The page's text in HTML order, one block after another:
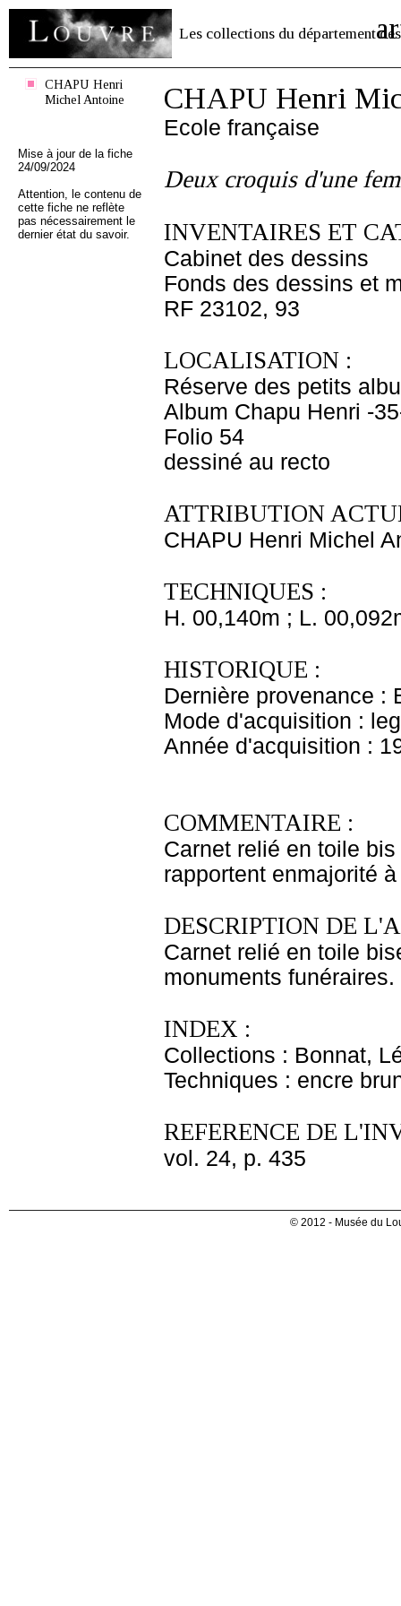
Les collections du département des
CHAPU Henri
Michel Antoine
Mise à jour de la fiche
24/09/2024
Attention, le contenu de
cette fiche ne reflète
pas nécessairement le
dernier état du savoir.
CHAPU Henri
Ecole française
Deux croquis d'une
INVENTAIRES ET
Cabinet des dessins
Fonds des dessins et
RF 23102, 93
LOCALISATION :
Réserve des petits
Album Chapu Henri -
Folio 54
dessiné au recto
ATTRIBUTION
CHAPU Henri Michel
TECHNIQUES :
H. 00,140m ; L.
HISTORIQUE :
Dernière provenance :
Mode d'acquisition :
Année d'acquisition :
COMMENTAIRE :
Carnet relié en toile
rapportent enmajorité
DESCRIPTION DE
Carnet relié en toile
monuments
INDEX :
Collections : Bonnat,
Techniques : encre
REFERENCE DE
vol. 24, p. 435
© 2012 - Musée du